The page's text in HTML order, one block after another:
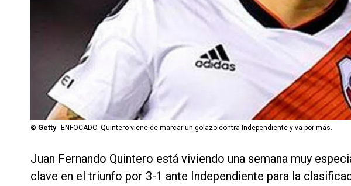
© Getty ENFOCADO. Quintero viene de marcar un golazo contra Independiente y va por más.
Juan Fernando Quintero está viviendo una semana muy
clave en el triunfo por 3-1 ante Independiente para la